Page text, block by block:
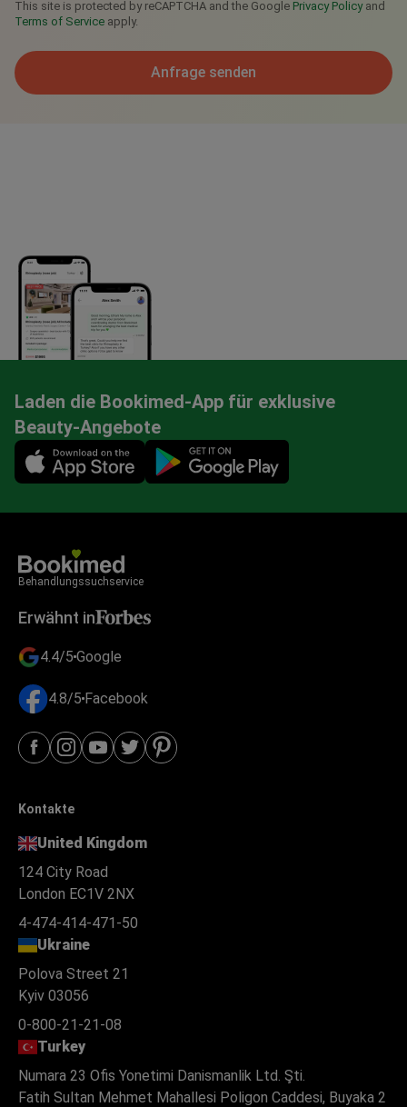
This site is protected by reCAPTCHA and the Google Privacy Policyand
Terms of Service apply.
Anfrage senden
Laden die Bookimed-App für exklusive
Beauty-Angebote
Mobile app illustration
Behandlungssuchservice
Erwähnt in
4.4/5 Google
4.8/5 Facebook
Kontakte
United Kingdom
124 City Road
London EC1V 2NX
4-474-414-471-50
Ukraine
Polova Street 21
Kyiv 03056
0-800-21-21-08
Turkey
Numara 23 Ofis Yonetimi Danismanlik Ltd. Şti.
Fatih Sultan Mehmet Mahallesi Poligon Caddesi, Buyaka 2